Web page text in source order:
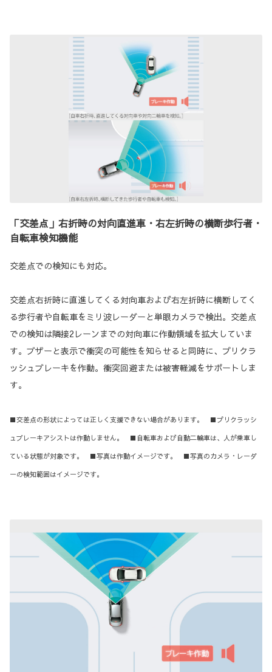
「交差点」右折時の対向直進車・右左折時の横断歩行者・
自転車検知機能
交差点での検知にも対応。
交差点右折時に直進してくる対向車および右左折時に横断してく
る歩行者や自転車をミリ波レーダーと単眼カメラで検出。交差点
での検知は隣接2レーンまでの対向車に作動領域を拡大していま
す。ブザーと表示で衝突の可能性を知らせると同時に、プリクラ
ッシュブレーキを作動。衝突回避または被害軽減をサポートしま
す。
■交差点の形状によっては正しく支援できない場合があります。 ■プリクラッシ
ュブレーキアシストは作動しません。 ■自転車および自動二輪車は、人が乗車し
ている状態が対象です。 ■写真は作動イメージです。 ■写真のカメラ・レーダ
ーの検知範囲はイメージです。